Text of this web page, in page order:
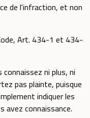
de l'infraction, et non
Art. 434-1 et 434-
ni plus, ni
pas plainte, puisque
indiquer les
avez connaissance.